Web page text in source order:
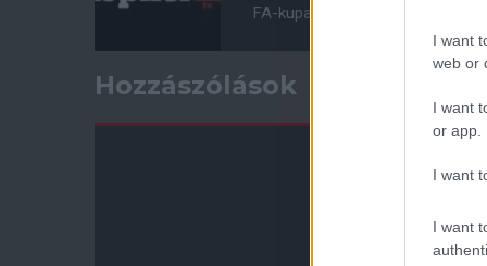
I want
web or
I want
or app.
I want
I want
FA-kupa 3. forduló, ÉLŐ
Hozzászólások